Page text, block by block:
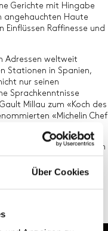
Über Cookies
Gerichte mit Hingabe
angehauchten Haute
Raffinesse und
Adressen weltweit
Stationen in Spanien,
nur seinen
Sprachkenntnisse
Millau zum «Koch des
«Michelin Chef
gefunden, mit der er sich
zu
einprägt.